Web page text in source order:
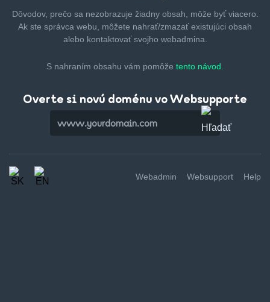
Dôvodov, prečo sa nezobrazuje žiadny obsah, môže byťviacero.
Ak ste správca webu, môžete nahrať/zmazaťexistujúci obsah
alebo kontaktovať svojho webadmina.
S nahraním obsahu vám pomôže tento návod.
Overte si novú doménu vo Websupporte
Webadmin Websupport Help